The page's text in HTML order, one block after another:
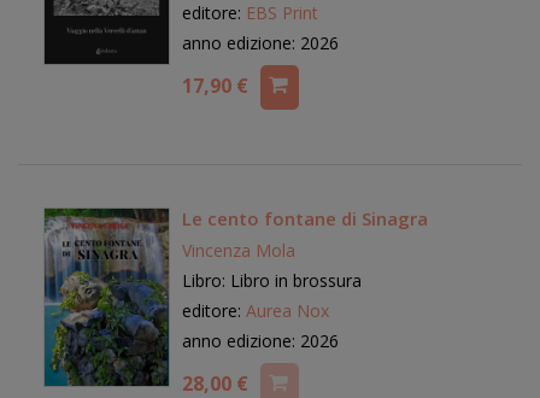
editore: EBS Print
anno edizione: 2026
17,90 €
Le cento fontane di Sinagra
Vincenza Mola
Libro: Libro in brossura
editore: Aurea Nox
anno edizione: 2026
28,00 €